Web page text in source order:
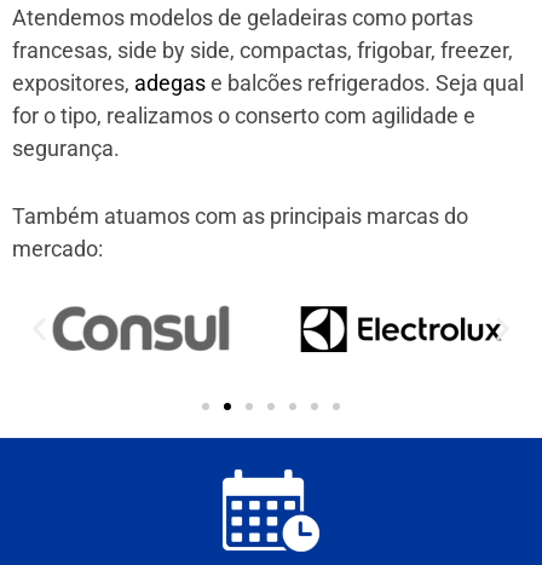
Atendemos modelos de geladeiras como portas
francesas, side by side, compactas, frigobar, freezer,
expositores, adegase balcões refrigerados. Seja qual
for o tipo, realizamos o conserto com agilidade e
segurança.
Também atuamos com as principais marcas do
mercado: